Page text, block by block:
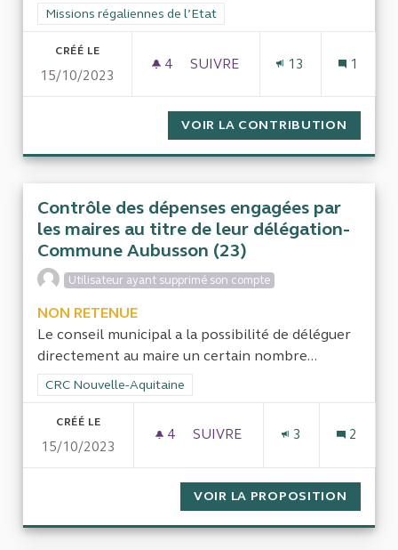
Filtrer les résultats de la catégorie : Missions régaliennes de
Missions régaliennes de l’Etat
CRÉÉ LE
15/10/2023
4 4 ABONNÉS
SUIVRE
13 1
VOIR LA CONTRIBUTION
Contrôle des dépenses engagées par
les maires au titre de leur délégation-
Commune Aubusson (23)
Utilisateur ayant supprimé son compte
NON RETENUE
Le conseil municipal a la possibilité de déléguer
directement au maire un certain nombre...
Filtrer les résultats de la catégorie : CRC Nouvelle-Aquitaine
CRC Nouvelle-Aquitaine
CRÉÉ LE
15/10/2023
4 4 ABONNÉS
SUIVRE
3 2
VOIR LA PROPOSITION